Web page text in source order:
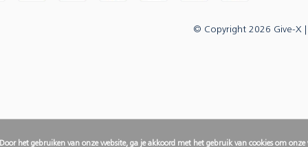
© Copyright 2026 Give-X
Door het gebruiken van onze website, ga je akkoord met het gebruik van cookies om onze